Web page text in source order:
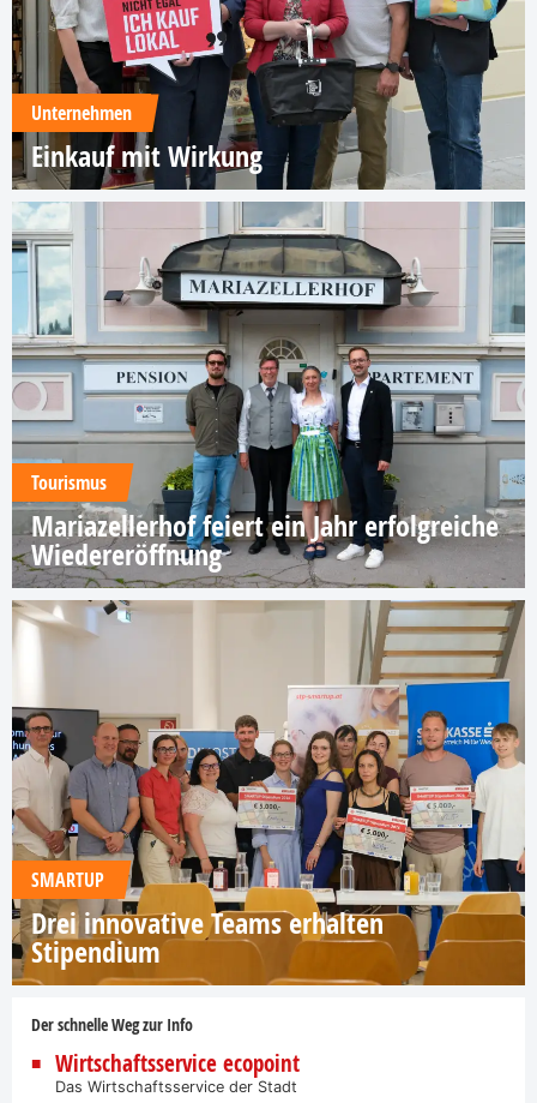
Unternehmen
Einkauf mit Wirkung
Tourismus
Mariazellerhof feiert ein Jahr erfolgreiche
Wiedereröffnung
SMARTUP
Drei innovative Teams erhalten
Stipendium
Der schnelle Weg zur Info
Wirtschaftsservice ecopoint
Das Wirtschaftsservice der Stadt